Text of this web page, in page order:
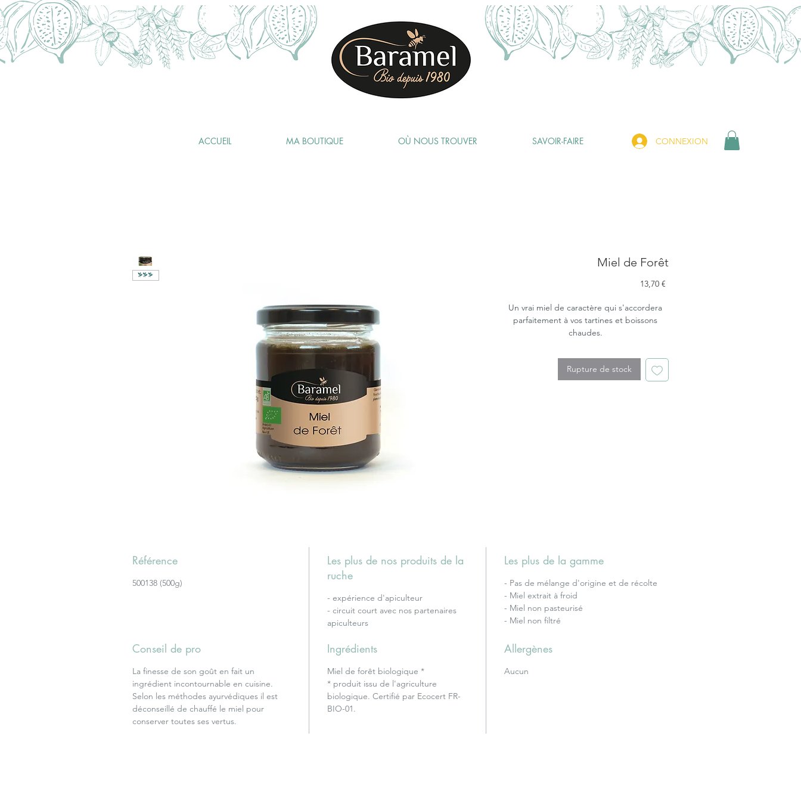
SAVOIR-FAIRE
OÙ NOUS TROUVER
MA BOUTIQUE
ACCUEIL CONNEXION
Miel de Forêt
13,70 €
Un vrai miel de caractère qui s'accordera
parfaitement à vos tartines et boissons
chaudes.
: Il est riche en oligo-éléments et favorise la
circulation sanguine.
Degré d'intensité : 3/3.
Rupture de stock
Référence
500138 (500g)
Les plus de nos produits de la
ruche
- expérience d'apiculteur
- circuit court avec nos partenaires
apiculteurs
Les plus de la gamme
- Pas de mélange d'origine et de récolte
- Miel extrait à froid
- Miel non pasteurisé
- Miel non filtré
Conseil de pro
La finesse de son goût en fait un
ingrédient incontournable en cuisine.
Selon les méthodes ayurvédiques il est
déconseillé de chauffé le miel pour
conserver toutes ses vertus.
Ingrédients
Miel de forêt biologique *
* produit issu de l'agriculture
biologique. Certifié par Ecocert FR-
BIO-01.
Allergènes
Aucun